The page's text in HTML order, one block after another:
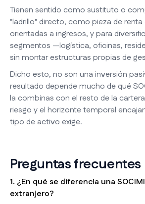
Tienen sentido como sustituto o
"ladrillo" directo, como pieza de
orientadas a ingresos, y para
segmentos —logística, oficinas,
sin montar estructuras propias de
Dicho esto, no son una inversión
resultado depende mucho de qué
la combinas con el resto de la
riesgo y el horizonte temporal
tipo de activo exige.
Preguntas frecuentes
1. ¿En qué se diferencia una
extranjero?